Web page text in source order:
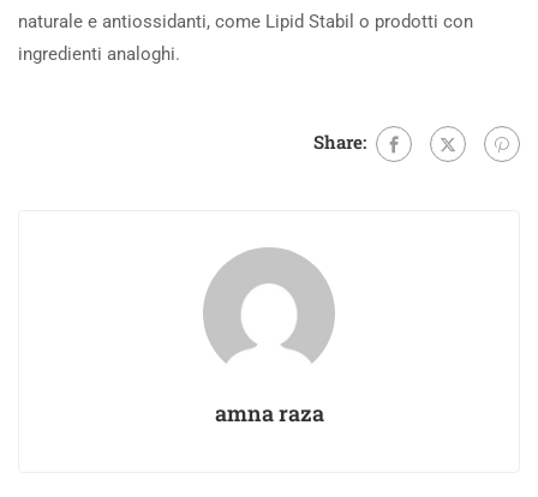
naturale e antiossidanti, come Lipid Stabil o prodotti con
ingredienti analoghi.
Share:
amna raza